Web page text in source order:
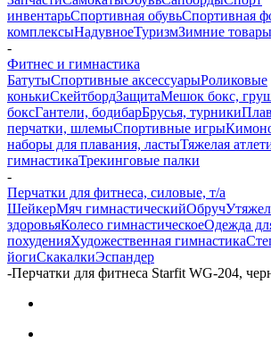
инвентарьСпортивная обувьСпортивная
комплексыНадувноеТуризмЗимние товары
-
Фитнес и гимнастика
БатутыСпортивные аксессуарыРоликовые
конькиСкейтбордЗащитаМешок бокс,
боксГантели, бодибарБрусья, турники
перчатки, шлемыСпортивные игры
наборы для плавания, ластыТяжелая
гимнастикаТрекинговые палки
-
Перчатки для фитнеса, силовые, т/а
ШейкерМяч гимнастическийОбруч
здоровьяКолесо гимнастическоеОдежда
похуденияХудожественная гимнастика
йогиСкакалкиЭспандер
-Перчатки для фитнеса Starfit WG-204,